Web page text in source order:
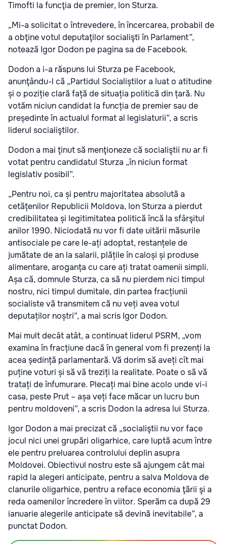
Timofti la funcţia de premier, Ion Sturza.
„Mi-a solicitat o întrevedere, în încercarea, probabil de
a obţine votul deputaţilor socialişti în Parlament”,
notează Igor Dodon pe pagina sa de Facebook.
Dodon a i-a răspuns lui Sturza pe Facebook,
anunţându-l că „Partidul Socialiștilor a luat o atitudine
și o poziție clară față de situația politică din țară. Nu
votăm niciun candidat la funcția de premier sau de
președinte în actualul format al legislaturii”, a scris
liderul socialiştilor.
Dodon a mai ţinut să menţioneze că socialiştii nu ar fi
votat pentru candidatul Sturza „în niciun format
legislativ posibil”.
„Pentru noi, ca și pentru majoritatea absolută a
cetățenilor Republicii Moldova, Ion Sturza a pierdut
credibilitatea și legitimitatea politică încă la sfârşitul
anilor 1990. Niciodată nu vor fi date uitării măsurile
antisociale pe care le-ați adoptat, restanțele de
jumătate de an la salarii, plățile în caloși și produse
alimentare, aroganța cu care ați tratat oamenii simpli.
Așa că, domnule Sturza, ca să nu pierdem nici timpul
nostru, nici timpul dumitale, din partea fracțiunii
socialiste vă transmitem că nu veți avea votul
deputaților noștri”, a mai scris Igor Dodon.
Mai mult decât atât, a continuat liderul PSRM, „vom
examina în fracțiune dacă în general vom fi prezenți la
acea ședință parlamentară. Vă dorim să aveți cît mai
puține voturi și să vă treziți la realitate. Poate o să vă
tratați de înfumurare. Plecați mai bine acolo unde vi-i
casa, peste Prut – așa veți face măcar un lucru bun
pentru moldoveni”, a scris Dodon la adresa lui Sturza.
Igor Dodon a mai precizat că „socialiştii nu vor face
jocul nici unei grupări oligarhice, care luptă acum între
ele pentru preluarea controlului deplin asupra
Moldovei. Obiectivul nostru este să ajungem cât mai
rapid la alegeri anticipate, pentru a salva Moldova de
clanurile oligarhice, pentru a reface economia ţării şi a
reda oamenilor încredere în viitor. Sperăm ca după 29
ianuarie alegerile anticipate să devină inevitabile”, a
punctat Dodon.